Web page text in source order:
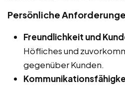
Persönliche
Freundlichkeit und
Höfliches und
gegenüber Kunden.